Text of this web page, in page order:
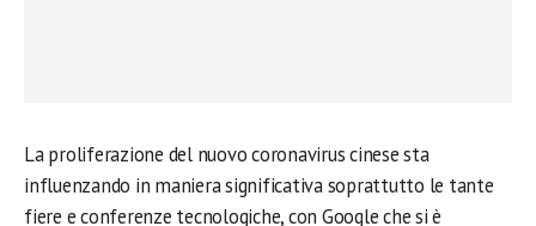
La proliferazione del nuovo coronavirus cinese sta
influenzando in maniera significativa soprattutto le tante
fiere e conferenze tecnologiche, con Google che si è